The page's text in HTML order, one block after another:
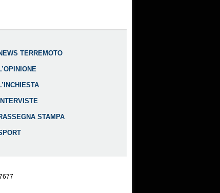
TERREMOTO
INTERVISTE
STAMPA